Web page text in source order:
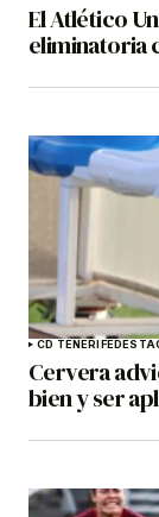
El Atlético
eliminatoria
CD TENERIFE
Cervera
bien y ser